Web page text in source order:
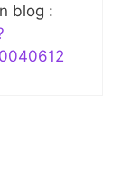
blog :